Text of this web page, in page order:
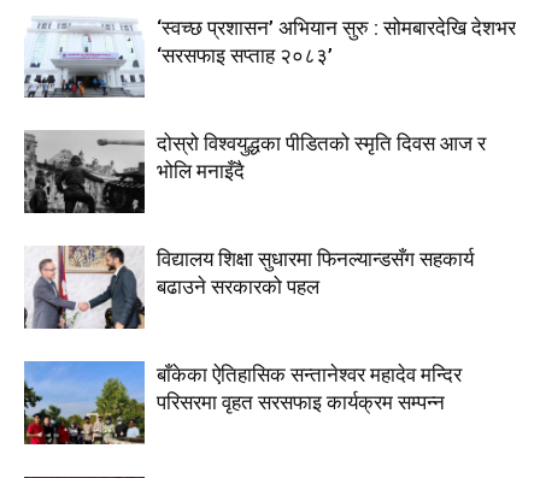
‘स्वच्छ प्रशासन’ अभियान सुरु : सोमबारदेखि देशभर
‘सरसफाइ सप्ताह २०८३’
दोस्रो विश्वयुद्धका पीडितको स्मृति दिवस आज र
भोलि मनाइँदै
विद्यालय शिक्षा सुधारमा फिनल्यान्डसँग सहकार्य
बढाउने सरकारको पहल
बाँकेका ऐतिहासिक सन्तानेश्वर महादेव मन्दिर
परिसरमा वृहत सरसफाइ कार्यक्रम सम्पन्न